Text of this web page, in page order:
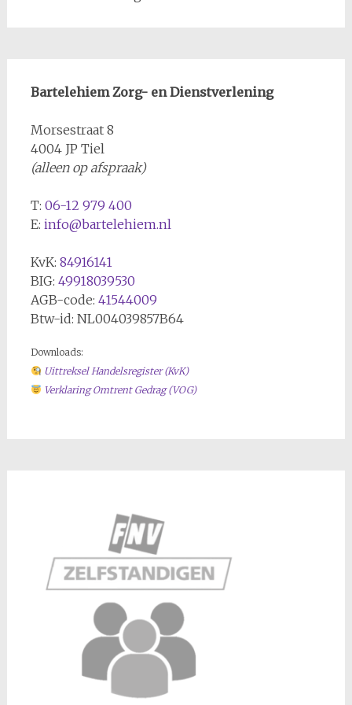
Bartelehiem Zorg- en Dienstverlening
Morsestraat 8
4004 JP Tiel
(alleen op afspraak)
T: 06-12 979 400
E: info@bartelehiem.nl
KvK: 84916141
BIG: 49918039530
AGB-code: 41544009
Btw-id: NL004039857B64
Downloads:
Uittreksel Handelsregister (KvK)
Verklaring Omtrent Gedrag (VOG)